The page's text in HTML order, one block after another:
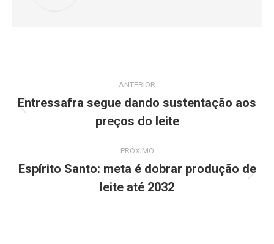
ANTERIOR
Entressafra segue dando sustentação aos
preços do leite
PRÓXIMO
Espírito Santo: meta é dobrar produção de
leite até 2032